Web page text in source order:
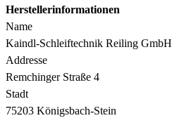
Herstellerinformationen
Name
Kaindl-Schleiftechnik Reiling GmbH
Addresse
Remchinger Straße 4
Stadt
75203 Königsbach-Stein